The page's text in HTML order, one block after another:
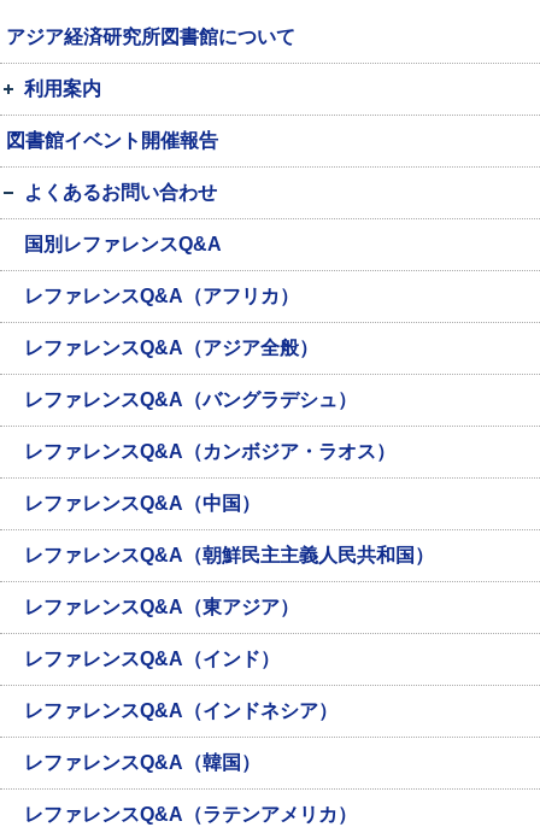
アジア経済研究所図書館について
利用案内
図書館イベント開催報告
よくあるお問い合わせ
国別レファレンスQ&A
レファレンスQ&A（アフリカ）
レファレンスQ&A（アジア全般）
レファレンスQ&A（バングラデシュ）
レファレンスQ&A（カンボジア・ラオス）
レファレンスQ&A（中国）
レファレンスQ&A（朝鮮民主主義人民共和国）
レファレンスQ&A（東アジア）
レファレンスQ&A（インド）
レファレンスQ&A（インドネシア）
レファレンスQ&A（韓国）
レファレンスQ&A（ラテンアメリカ）